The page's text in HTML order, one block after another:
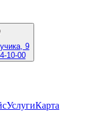
9
10-00
УслугиКарта